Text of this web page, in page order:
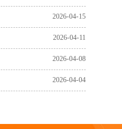
2026-04-15
2026-04-11
2026-04-08
2026-04-04